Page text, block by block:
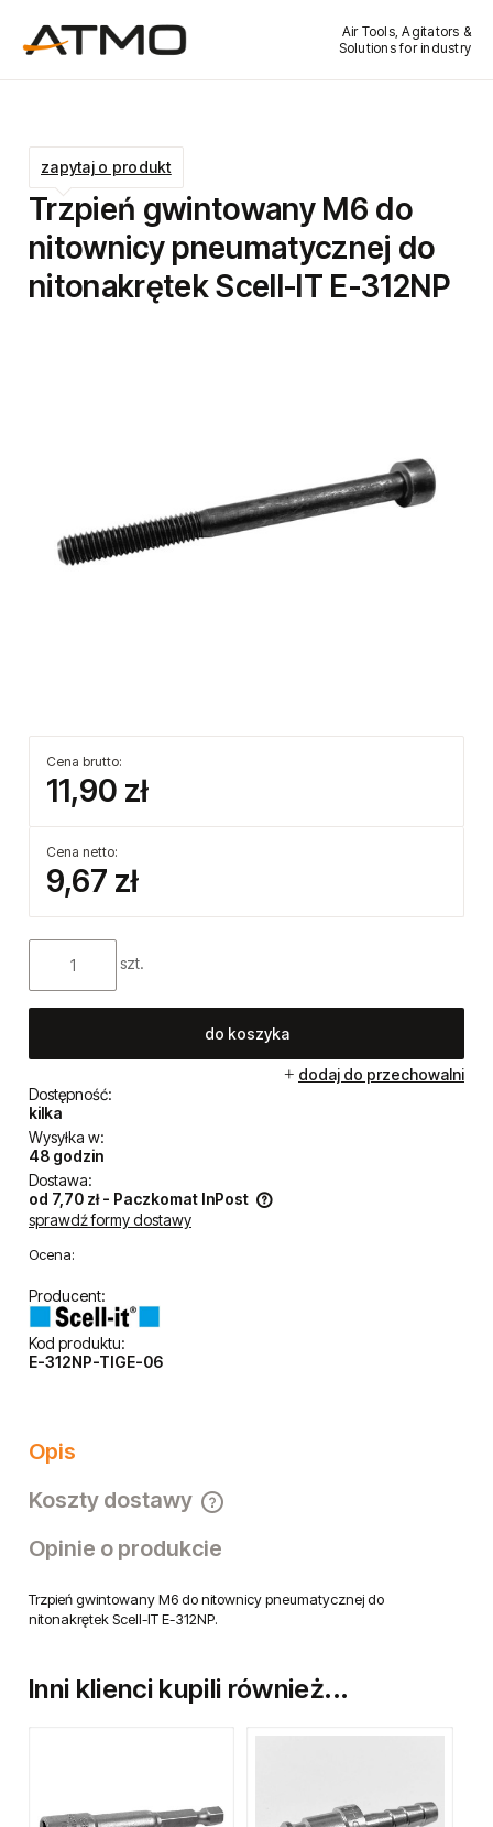
Air Tools, Agitators &
Solutions for industry
Trzpień gwintowany M6 do
nitownicy pneumatycznej do
nitonakrętek Scell-IT E-312NP
Cena brutto:
11,90 zł
Cena netto:
9,67 zł
szt.
do koszyka
dodaj do przechowalni
Dostępność:
kilka
Wysyłka w:
48 godzin
Dostawa:
od 7,70 zł - Paczkomat InPost
Cena nie zawiera ewentualnych kosztów płatności
sprawdź formy dostawy
Ocena:
Producent:
Kod produktu:
E-312NP-TIGE-06
zapytaj o produkt
Opis
Koszty dostawy
Cena nie zawiera ewentualnych kosztów płatności
Opinie o produkcie
Trzpień gwintowany M6 do nitownicy pneumatycznej do
nitonakrętek Scell-IT E-312NP.
Inni klienci kupili również...